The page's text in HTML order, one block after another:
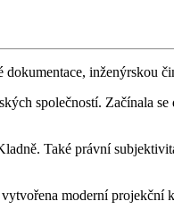
inženýrskou
společností. Začínala
Také právní
moderní projekční